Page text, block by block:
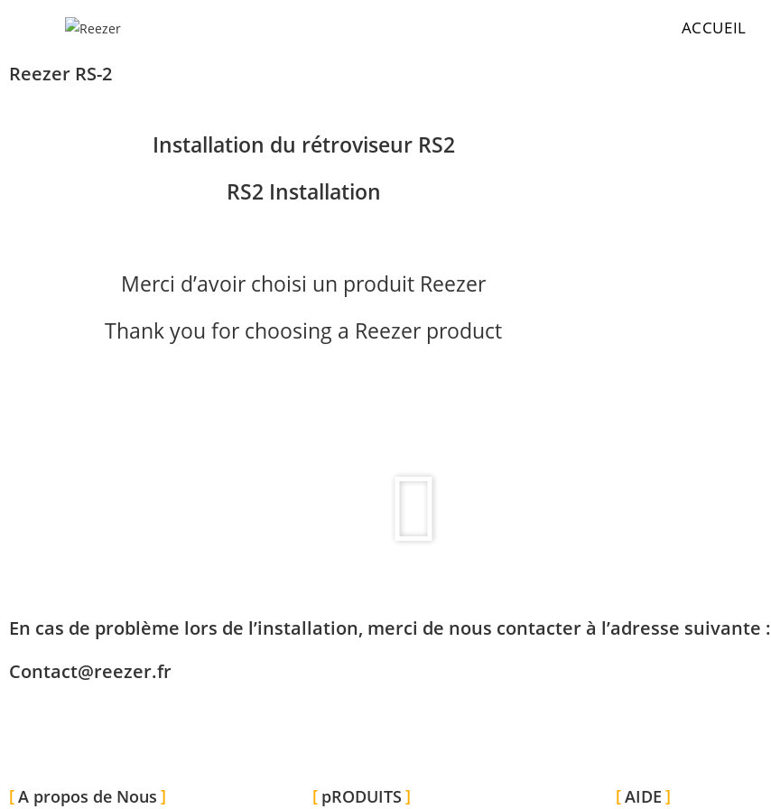
ACCUEIL
Reezer RS-2
Installation du rétroviseur RS2
RS2 Installation
Merci d’avoir choisi un produit Reezer
Thank you for choosing a Reezer product
En cas de problème lors de l’installation, merci de nous contacter à l’adresse suivante :
Contact@reezer.fr
A propos de Nous pRODUITS AIDE